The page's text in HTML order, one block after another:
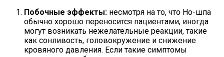
Побочные эффекты: несмотря на то, что Но-шпа
обычно хорошо переносится пациентами, иногда
могут возникать нежелательные реакции, такие
как сонливость, головокружение и снижение
кровяного давления. Если такие симптомы